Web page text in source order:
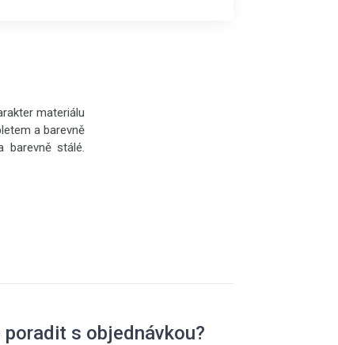
materiálu
a barevně
barevně stálé.
s objednávkou?